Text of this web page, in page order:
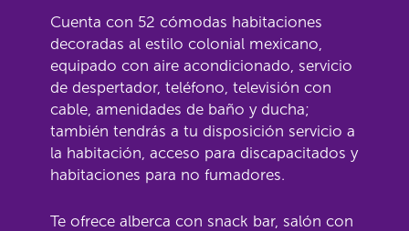
Cuenta con 52 cómodas habitaciones
decoradas al estilo colonial mexicano,
equipado con aire acondicionado, servicio
de despertador, teléfono, televisión con
cable, amenidades de baño y ducha;
también tendrás a tu disposición servicio a
la habitación, acceso para discapacitados y
habitaciones para no fumadores.
Te ofrece alberca con snack bar, salón con